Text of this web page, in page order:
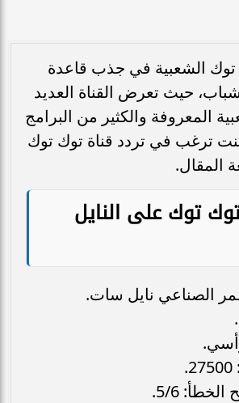
الشعبية في جذب قاعدة
حيث تعرض القناة العديد
المعروفة والكثير من البرامج
كنت ترغب في تردد قناة توك توك
المقال.
توك على النايل
الصناعي نايل سات.
5/6.